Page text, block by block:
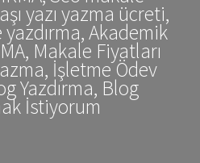
yazı yazma ücreti,
Akademik
Makale Fiyatları
İşletme Ödev
Yazdırma, Blog
İstiyorum